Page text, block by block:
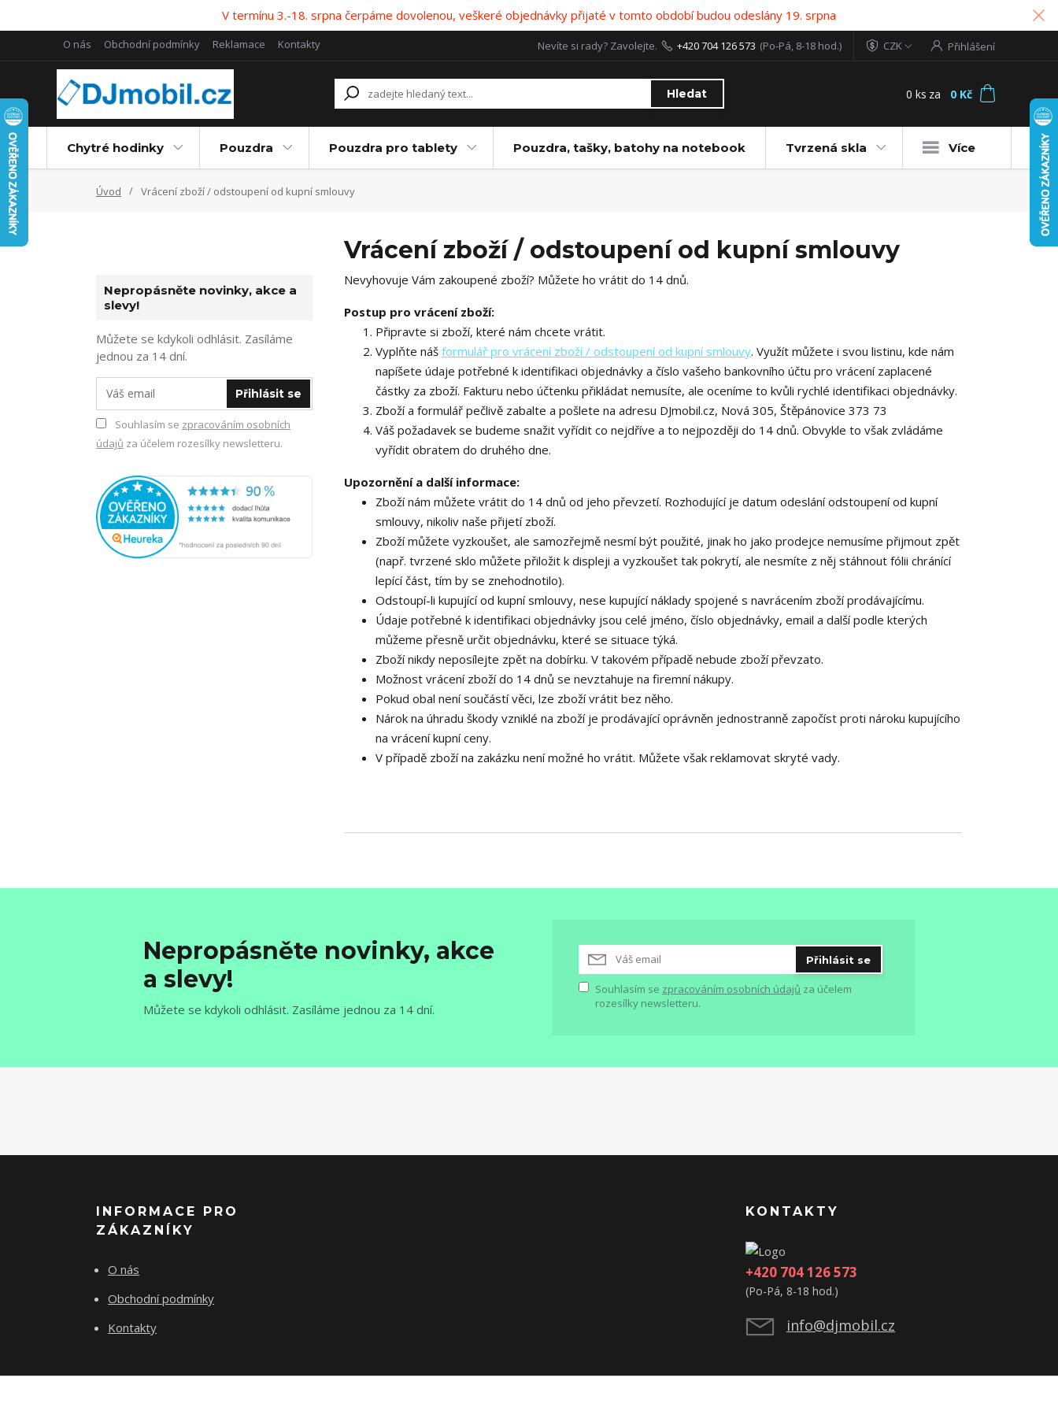
V termínu 3.-18. srpna čerpáme dovolenou, veškeré objednávky přijaté v tomto období budou odeslány 19. srpna
O nás Obchodní podmínky Reklamace Kontakty CZK Přihlášení
Hledat
Nevíte si rady? Zavolejte. +420 704 126 573 (Po-Pá, 8-18 hod.)
0 ks za 0 Kč
Chytré hodinky Pouzdra Pouzdra pro tablety Pouzdra, tašky, batohy na notebook Tvrzená skla Více
Úvod Vrácení zboží / odstoupení od kupní smlouvy
Nepropásněte novinky, akce a
slevy!
Můžete se kdykoli odhlásit. Zasíláme
jednou za 14 dní.
Přihlásit se
Souhlasím se zpracováním osobních
údajů za účelem rozesílky newsletteru.
Vrácení zboží / odstoupení od kupní smlouvy
Nevyhovuje Vám zakoupené zboží? Můžete ho vrátit do 14 dnů.
Postup pro vrácení zboží:
Připravte si zboží, které nám chcete vrátit.
Vyplňte náš formulář pro vrácení zboží / odstoupení od kupní smlouvy. Využít můžete i svou listinu, kde nám
napíšete údaje potřebné k identifikaci objednávky a číslo vašeho bankovního účtu pro vrácení zaplacené
částky za zboží. Fakturu nebo účtenku přikládat nemusíte, ale oceníme to kvůli rychlé identifikaci objednávky.
Zboží a formulář pečlivě zabalte a pošlete na adresu DJmobil.cz, Nová 305, Štěpánovice 373 73
Váš požadavek se budeme snažit vyřídit co nejdříve a to nejpozději do 14 dnů. Obvykle to však zvládáme
vyřídit obratem do druhého dne.
Upozornění a další informace:
Zboží nám můžete vrátit do 14 dnů od jeho převzetí. Rozhodující je datum odeslání odstoupení od kupní
smlouvy, nikoliv naše přijetí zboží.
Zboží můžete vyzkoušet, ale samozřejmě nesmí být použité, jinak ho jako prodejce nemusíme přijmout zpět
(např. tvrzené sklo můžete přiložit k displeji a vyzkoušet tak pokrytí, ale nesmíte z něj stáhnout fólii chránící
lepící část, tím by se znehodnotilo).
Odstoupí-li kupující od kupní smlouvy, nese kupující náklady spojené s navrácením zboží prodávajícímu.
Údaje potřebné k identifikaci objednávky jsou celé jméno, číslo objednávky, email a další podle kterých
můžeme přesně určit objednávku, které se situace týká.
Zboží nikdy neposílejte zpět na dobírku. V takovém případě nebude zboží převzato.
Možnost vrácení zboží do 14 dnů se nevztahuje na firemní nákupy.
Pokud obal není součástí věci, lze zboží vrátit bez něho.
Nárok na úhradu škody vzniklé na zboží je prodávající oprávněn jednostranně započíst proti nároku kupujícího
na vrácení kupní ceny.
V případě zboží na zakázku není možné ho vrátit. Můžete však reklamovat skryté vady.
Nepropásněte novinky, akce
a slevy!
Můžete se kdykoli odhlásit. Zasíláme jednou za 14 dní.
Přihlásit se
Souhlasím se zpracováním osobních údajů za účelem
rozesílky newsletteru.
INFORMACE PRO
ZÁKAZNÍKY
O nás
Obchodní podmínky
Kontakty
KONTAKTY
+420 704 126 573
(Po-Pá, 8-18 hod.)
info@djmobil.cz